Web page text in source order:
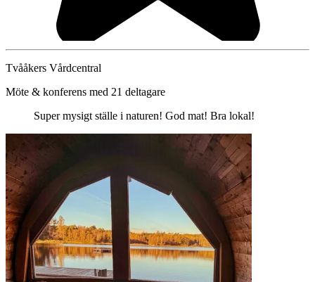
Tvååkers Vårdcentral
Möte & konferens med 21 deltagare
Super mysigt ställe i naturen! God mat! Bra lokal!